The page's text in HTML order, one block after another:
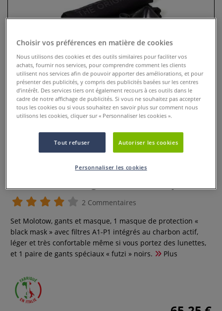
2 Commentaires
Set Molotow, gants et masque, 1 masque de protection «
black mask » avec filtres A1-P1 intégrés au charbon actif,
léger et très confortable même si vous portez des lunettes,
et 1 paire de gants spéciaux « futzi » noirs.
Plus
Choisir vos préférences en matière de cookies
Nous utilisons des cookies et des outils similaires pour faciliter vos
achats, fournir nos services, pour comprendre comment les clients
utilisent nos services afin de pouvoir apporter des améliorations, et pour
présenter des publicités, y compris des publicités basées sur les centres
d’intérêt. Des services tiers ont également recours à ces outils dans le
cadre de notre affichage de publicités. Si vous ne souhaitez pas accepter
tous les cookies ou si vous souhaitez en savoir plus sur comment nous
utilisons les cookies, cliquer sur « Personnaliser les cookies ».
Tout refuser Autoriser les cookies
Personnaliser les cookies